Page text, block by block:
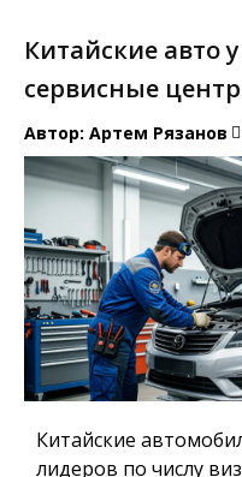
Китайские авто
сервисные
Автор: Артем Рязанов
Китайские
лидеров по числу